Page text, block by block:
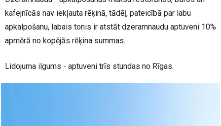
kafejnīcās nav iekļauta rēķinā, tādēļ, pateicībā par labu
apkalpošanu, labais tonis ir atstāt dzeramnaudu aptuveni 10%
apmērā no kopējās rēķina summas.
Lidojuma ilgums - aptuveni trīs stundas no Rīgas.